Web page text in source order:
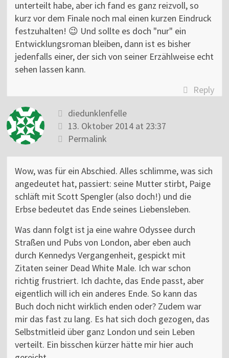
unterteilt habe, aber ich fand es ganz reizvoll, so
kurz vor dem Finale noch mal einen kurzen Eindruck
festzuhalten! 😉 Und sollte es doch "nur" ein
Entwicklungsroman bleiben, dann ist es bisher
jedenfalls einer, der sich von seiner Erzählweise echt
sehen lassen kann.
Reply
diedunklenfelle
13. Oktober 2014 at 23:37
Permalink
Wow, was für ein Abschied. Alles schlimme, was sich
angedeutet hat, passiert: seine Mutter stirbt, Paige
schläft mit Scott Spengler (also doch!) und die
Erbse bedeutet das Ende seines Liebensleben.
Was dann folgt ist ja eine wahre Odyssee durch
Straßen und Pubs von London, aber eben auch
durch Kennedys Vergangenheit, gespickt mit
Zitaten seiner Dead White Male. Ich war schon
richtig frustriert. Ich dachte, das Ende passt, aber
eigentlich will ich ein anderes Ende. So kann das
Buch doch nicht wirklich enden oder? Zudem war
mir das fast zu lang. Es hat sich doch gezogen, das
Selbstmitleid über ganz London und sein Leben
verteilt. Ein bisschen kürzer hätte mir hier auch